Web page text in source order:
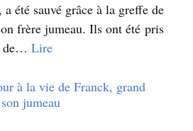
été sauvé grâce à la greffe de
frère jumeau. Ils ont été pris
de… Lire
à la vie de Franck, grand
jumeau